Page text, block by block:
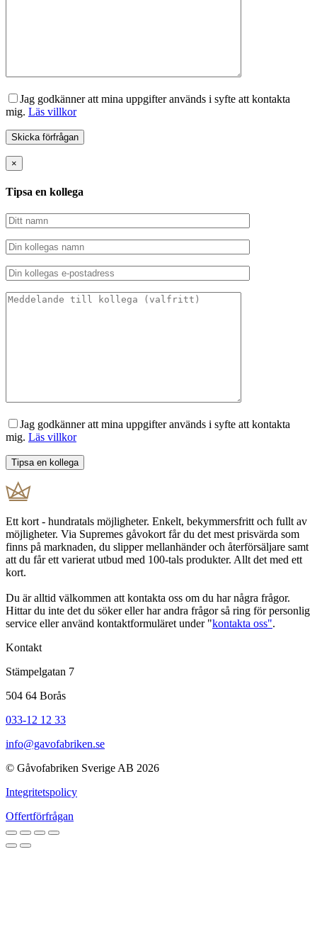
Jag godkänner att mina uppgifter används i syfte att kontakta
mig. Läs villkor
×
Tipsa en kollega
Jag godkänner att mina uppgifter används i syfte att kontakta
mig. Läs villkor
Ett kort - hundratals möjligheter. Enkelt, bekymmersfritt och fullt av
möjligheter. Via Supremes gåvokort får du det mest prisvärda som
finns på marknaden, du slipper mellanhänder och återförsäljare samt
att du får ett varierat utbud med 100-tals produkter. Allt det med ett
kort.
Du är alltid välkommen att kontakta oss om du har några frågor.
Hittar du inte det du söker eller har andra frågor så ring för personlig
service eller använd kontaktformuläret under "kontakta oss".
Kontakt
Stämpelgatan 7
504 64 Borås
033-12 12 33
info@gavofabriken.se
© Gåvofabriken Sverige AB 2026
Integritetspolicy
Offertförfrågan